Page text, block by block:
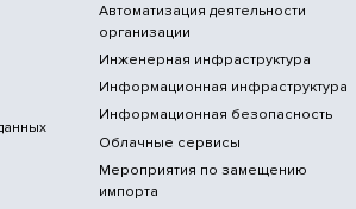
Автоматизация деятельности
организации
Инженерная инфраструктура
Информационная инфраструктура
Информационная безопасность
Облачные сервисы
Мероприятия по замещению
импорта